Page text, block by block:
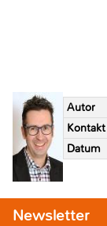
Autor
Kontakt
Datum
Newsletter